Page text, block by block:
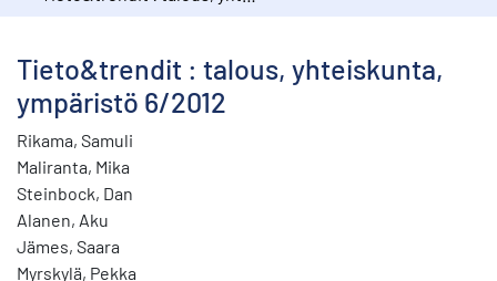
Tieto&trendit : talous, yhteiskunta,
ympäristö 6/2012
Rikama, Samuli
Maliranta, Mika
Steinbock, Dan
Alanen, Aku
Jämes, Saara
Myrskylä, Pekka